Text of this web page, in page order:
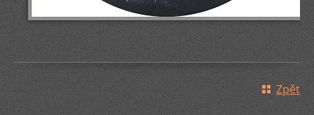
Zpět